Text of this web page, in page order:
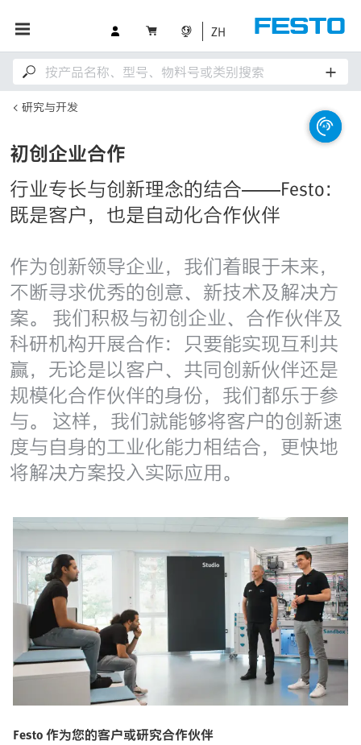
ZH
研究与开发
初创企业合作
行业专长与创新理念的结合——Festo：
既是客户，也是自动化合作伙伴
作为创新领导企业，我们着眼于未来，
不断寻求优秀的创意、新技术及解决方
案。 我们积极与初创企业、合作伙伴及
科研机构开展合作：只要能实现互利共
赢，无论是以客户、共同创新伙伴还是
规模化合作伙伴的身份，我们都乐于参
与。 这样，我们就能够将客户的创新速
度与自身的工业化能力相结合，更快地
将解决方案投入实际应用。
Festo 作为您的客户或研究合作伙伴